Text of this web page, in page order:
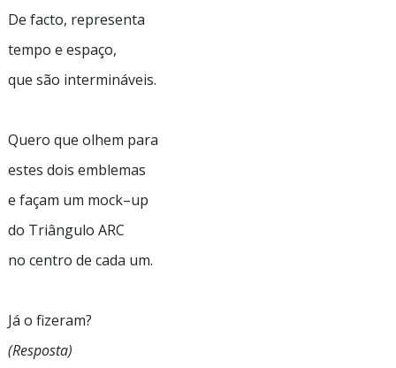
De facto, representa
tempo e espaço,
que são intermináveis.
Quero que olhem para
estes dois emblemas
e façam um mock–up
do Triângulo ARC
no centro de cada um.
Já o fizeram?
(Resposta)